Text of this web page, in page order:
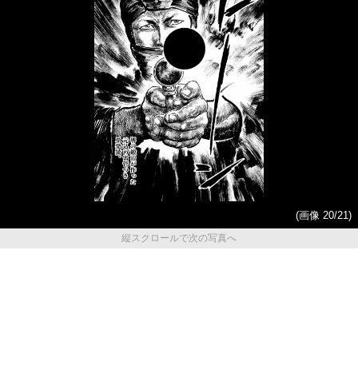
(画像 20/21)
縦スクロールで次の写真へ